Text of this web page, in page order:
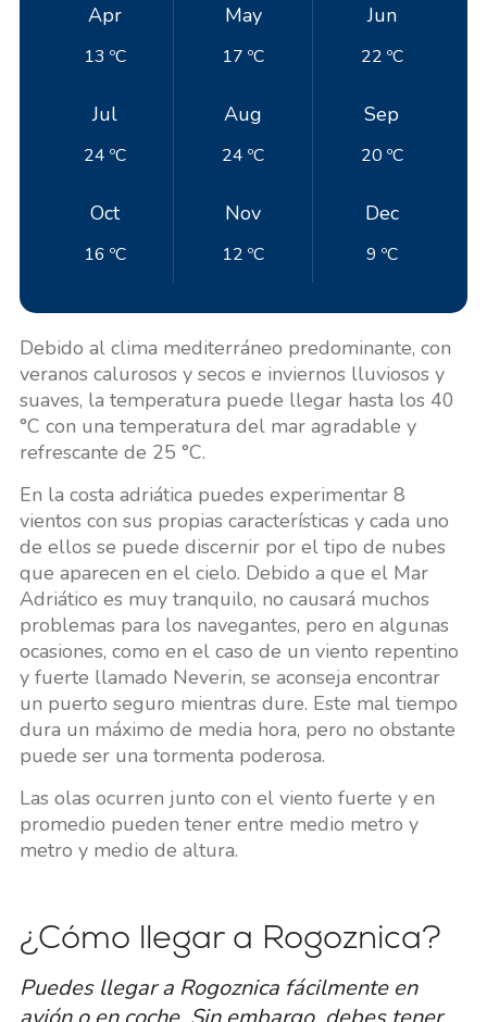
Apr
13 ºC
May
17 ºC
Jun
22 ºC
Jul
24 ºC
Aug
24 ºC
Sep
20 ºC
Oct
16 ºC
Nov
12 ºC
Dec
9 ºC
Debido al clima mediterráneo predominante, con
veranos calurosos y secos e inviernos lluviosos y
suaves, la temperatura puede llegar hasta los 40
°C con una temperatura del mar agradable y
refrescante de 25 °C.
En la costa adriática puedes experimentar 8
vientos con sus propias características y cada uno
de ellos se puede discernir por el tipo de nubes
que aparecen en el cielo. Debido a que el Mar
Adriático es muy tranquilo, no causará muchos
problemas para los navegantes, pero en algunas
ocasiones, como en el caso de un viento repentino
y fuerte llamado Neverin, se aconseja encontrar
un puerto seguro mientras dure. Este mal tiempo
dura un máximo de media hora, pero no obstante
puede ser una tormenta poderosa.
Las olas ocurren junto con el viento fuerte y en
promedio pueden tener entre medio metro y
metro y medio de altura.
¿Cómo llegar a Rogoznica?
Puedes llegar a Rogoznica fácilmente en